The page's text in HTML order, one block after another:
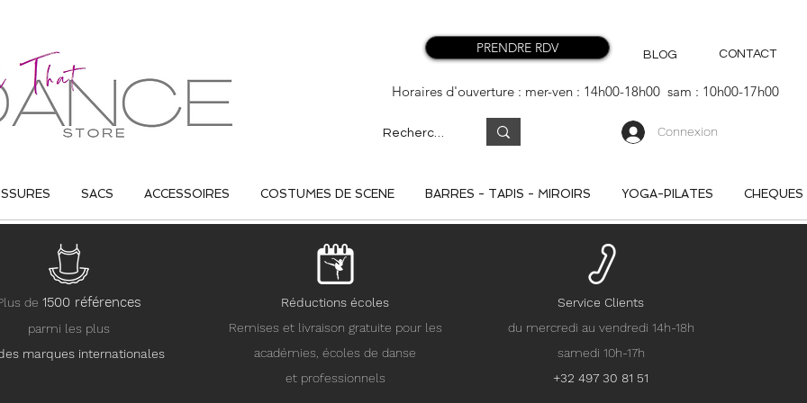
PRENDRE RDV BLOG CONTACT
Horaires d'ouverture : mer-ven : 14h00-18h00 sam : 10h00-17h00
Connexion
SACS ACCESSOIRES COSTUMES DE SCENE BARRES - TAPIS - MIROIRS YOGA-PILATES CHEQUES
de 1500 références
parmi les plus
marques internationales
Réductions écoles
Remises et livraison gratuite pour les
académies, écoles de danse
et professionnels
Service Clients
du mercredi au vendredi 14h-18h
samedi 10h-17h
+32 497 30 81 51